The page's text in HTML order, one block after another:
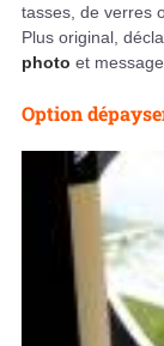
tasses, de verres
Plus original,
photo et
Option